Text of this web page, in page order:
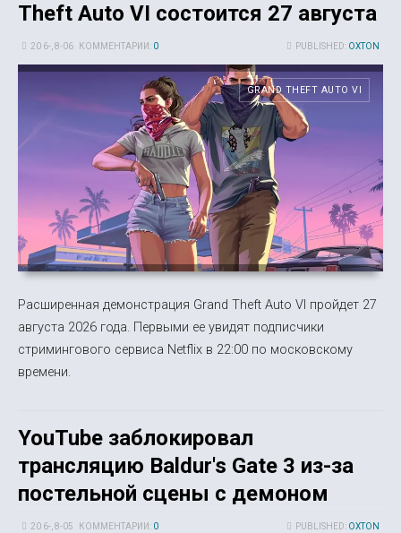
Theft Auto VI состоится 27 августа
PUBLISHED: OXTON
20 6-, 8-06 КОММЕНТАРИИ: 0
GRAND THEFT AUTO VI
Расширенная демонстрация Grand Theft Auto VI пройдет 27
августа 2026 года. Первыми ее увидят подписчики
стримингового сервиса Netflix в 22:00 по московскому
времени.
YouTube заблокировал
трансляцию Baldur's Gate 3 из-за
постельной сцены с демоном
PUBLISHED: OXTON
20 6-, 8-05 КОММЕНТАРИИ: 0